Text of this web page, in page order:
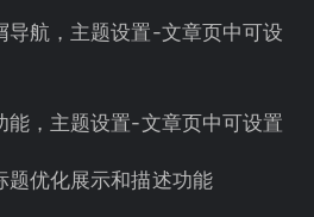
导航，主题设置-文章页中可设
能，主题设置-文章页中可设置
题优化展示和描述功能